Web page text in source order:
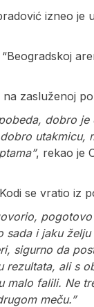
izneo je
zasluženoj
dobro
utakmicu,
, rekao je
se vratio iz
i jaku
sigurno da
rezultata, ali s
malo falili. Ne
meču.”